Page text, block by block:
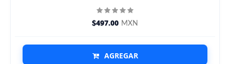
$497.00 MXN
AGREGAR